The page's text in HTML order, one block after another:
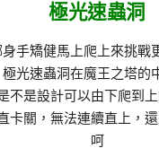
極光速蟲洞
手矯健馬上爬上來挑戰
極光速蟲洞在魔王之塔的
不是設計可以由下爬到上
卡關，無法連續直上，
呵